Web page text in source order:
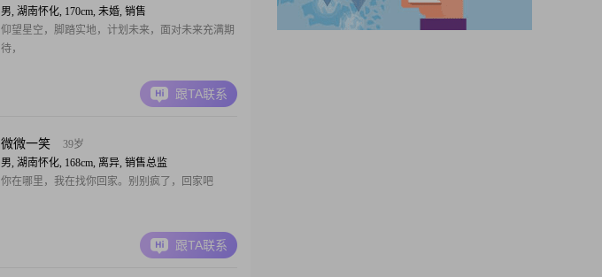
男, 湖南怀化, 170cm, 未婚, 销售
仰望星空，脚踏实地，计划未来，面对未来充满期
待，
跟TA联系
微微一笑
39岁
男, 湖南怀化, 168cm, 离异, 销售总监
你在哪里，我在找你回家。别别疯了，回家吧
跟TA联系